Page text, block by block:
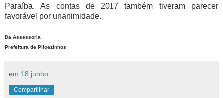
Paraíba. As contas de 2017 também tiveram parecer
favorável por unanimidade.
Da Assessoria
Prefeitura de Piloezinhos
em 18 junho
Compartilhar